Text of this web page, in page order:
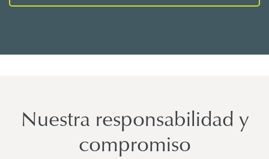
Nuestra responsabilidad y
compromiso